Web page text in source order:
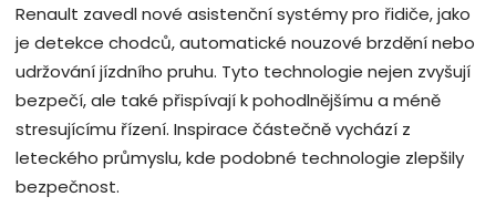
Renault zavedl nové asistenční systémy pro řidiče, jako
je detekce chodců, automatické nouzové brzdění nebo
udržování jízdního pruhu. Tyto technologie nejen zvyšují
bezpečí, ale také přispívají k pohodlnějšímu a méně
stresujícímu řízení. Inspirace částečně vychází z
leteckého průmyslu, kde podobné technologie zlepšily
bezpečnost.